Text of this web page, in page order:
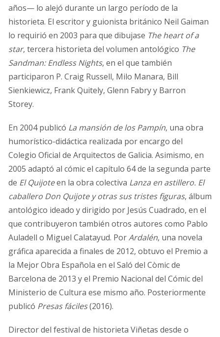
años— lo alejó durante un largo período de la
historieta. El escritor y guionista británico Neil Gaiman
lo requirió en 2003 para que dibujase The heart of a
star, tercera historieta del volumen antológico The
Sandman: Endless Nights, en el que también
participaron P. Craig Russell, Milo Manara, Bill
Sienkiewicz, Frank Quitely, Glenn Fabry y Barron
Storey.
En 2004 publicó La mansión de los Pampín, una obra
humorístico-didáctica realizada por encargo del
Colegio Oficial de Arquitectos de Galicia. Asimismo, en
2005 adaptó al cómic el capítulo 64 de la segunda parte
de El Quijoteen la obra colectiva Lanza en astillero. El
caballero Don Quijote y otras sus tristes figuras, álbum
antológico ideado y dirigido por Jesús Cuadrado, en el
que contribuyeron también otros autores como Pablo
Auladell o Miguel Calatayud. PorArdalén, una novela
gráfica aparecida a finales de 2012, obtuvo el Premio a
la Mejor Obra Española en el Saló del Còmic de
Barcelona de 2013 y el Premio Nacional del Cómic del
Ministerio de Cultura ese mismo año. Posteriormente
publicó Presas fáciles(2016).
Director del festival de historieta Viñetas desde o